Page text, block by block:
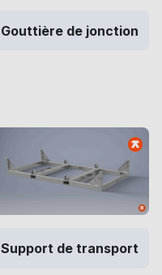
Gouttière de jonction
Support de transport